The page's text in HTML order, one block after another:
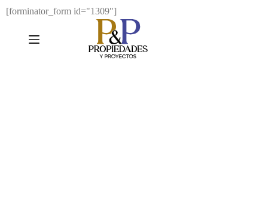
[forminator_form id="1309"]